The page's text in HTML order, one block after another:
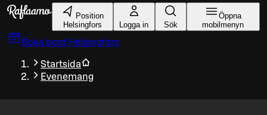
Gå till huvudinnehållet
Position
Helsingfors
Logga in Sök
Öppna
mobilmenyn
Boka bord Helsingfors
Startsida
Evenemang